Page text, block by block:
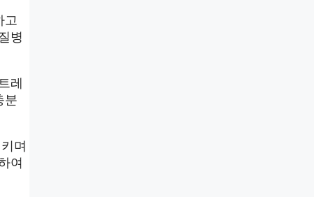
고
병
레
분
며
여